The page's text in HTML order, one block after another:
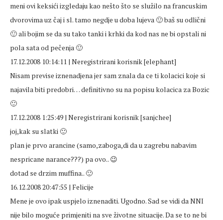
meni ovi keksići izgledaju kao nešto što se služilo na francuskim
dvorovima uz čaj i sl. tamo negdje u doba lujeva 🙂 baš su odlični
🙂 ali bojim se da su tako tanki i krhki da kod nas ne bi opstali ni
pola sata od pečenja 🙂
17.12.2008 10:14:11 | Neregistrirani korisnik [elephant]
Nisam previse iznenadjena jer sam znala da ce ti kolacici koje si
najavila biti predobri… definitivno su na popisu kolacica za Bozic
🙂
17.12.2008 1:25:49 | Neregistrirani korisnik [sanjchee]
joj,kak su slatki 🙂
plan je prvo arancine (samo,zaboga,di da u zagrebu nabavim
nespricane narance???) pa ovo.. 😉
dotad se drzim muffina.. 🙂
16.12.2008 20:47:55 | Felicije
Mene je ovo ipak uspjelo iznenaditi. Ugodno. Sad se vidi da NNI
nije bilo moguće primjeniti na sve životne situacije. Da se to ne bi